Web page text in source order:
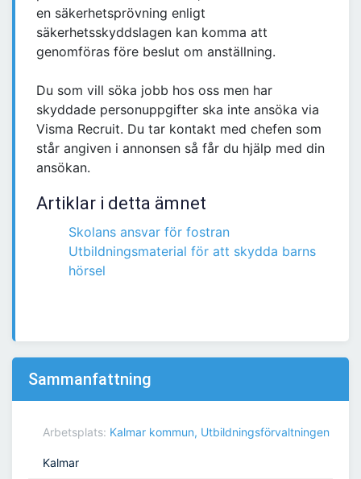
en säkerhetsprövning enligt
säkerhetsskyddslagen kan komma att
genomföras före beslut om anställning.
Du som vill söka jobb hos oss men har
skyddade personuppgifter ska inte ansöka via
Visma Recruit. Du tar kontakt med chefen som
står angiven i annonsen så får du hjälp med din
ansökan.
Artiklar i detta ämnet
Skolans ansvar för fostran
Utbildningsmaterial för att skydda barns
hörsel
Sammanfattning
Arbetsplats: Kalmar kommun, Utbildningsförvaltningen
Kalmar